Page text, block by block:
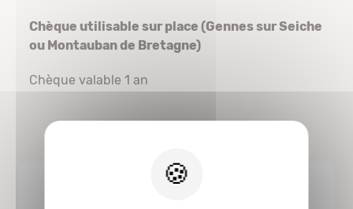
Chèque utilisable sur place (Gennes sur Seiche
ou Montauban de Bretagne)
Chèque valable 1 an